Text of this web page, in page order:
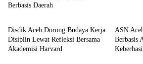
Berbasis Daerah
Aceh
Disdik Aceh Dorong Budaya Kerja
Disiplin Lewat Refleksi Bersama
Akademisi Harvard
ASN
Berbasis
Aceh Aceh